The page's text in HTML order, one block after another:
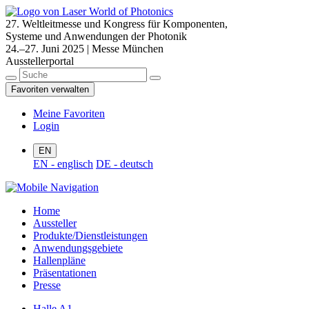
27. Weltleitmesse und Kongress für Komponenten,
Systeme und Anwendungen der Photonik
24.–27. Juni 2025 | Messe München
Ausstellerportal
Favoriten verwalten
Meine Favoriten
Login
EN
EN - englisch DE - deutsch
Home
Aussteller
Produkte/Dienstleistungen
Anwendungsgebiete
Hallenpläne
Präsentationen
Presse